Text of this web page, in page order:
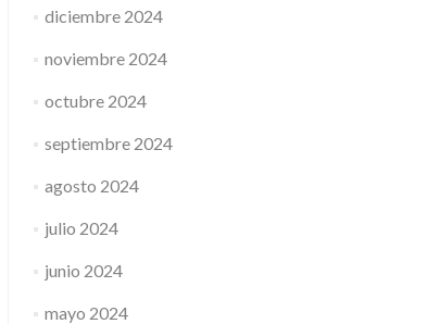
diciembre 2024
noviembre 2024
octubre 2024
septiembre 2024
agosto 2024
julio 2024
junio 2024
mayo 2024